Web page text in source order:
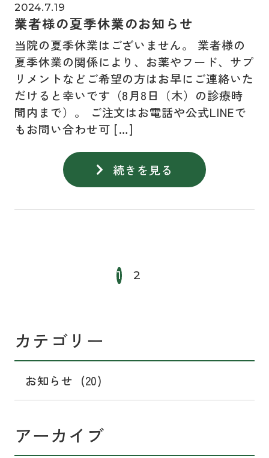
2024.7.19
業者様の夏季休業のお知らせ
当院の夏季休業はございません。 業者様の
夏季休業の関係により、お薬やフード、サプ
リメントなどご希望の方はお早にご連絡いた
だけると幸いです（8月8日（木）の診療時
間内まで）。 ご注文はお電話や公式LINEで
もお問い合わせ可 […]
続きを見る
1 2
カテゴリー
お知らせ (20)
アーカイブ